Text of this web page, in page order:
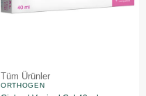
Tüm Ürünler
ORTHOGEN